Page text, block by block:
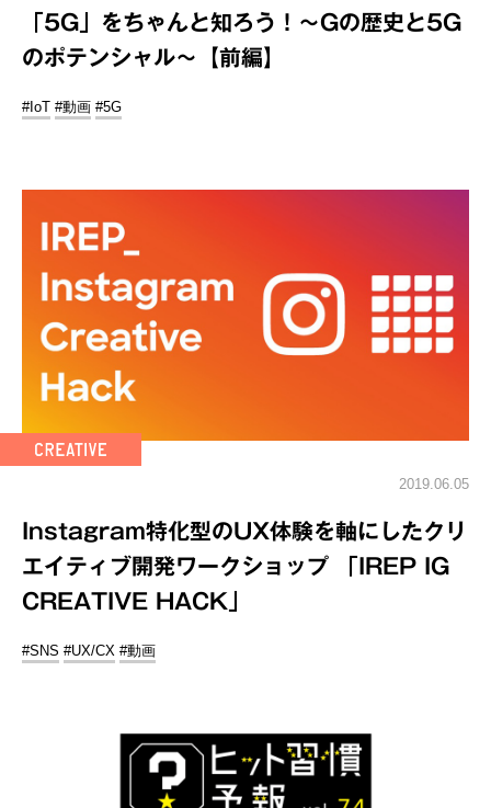
「5G」をちゃんと知ろう！～Gの歴史と5G
のポテンシャル～【前編】
#IoT #動画 #5G
2019.06.05
Instagram特化型のUX体験を軸にしたクリ
エイティブ開発ワークショップ 「IREP IG
CREATIVE HACK」
#SNS #UX/CX #動画